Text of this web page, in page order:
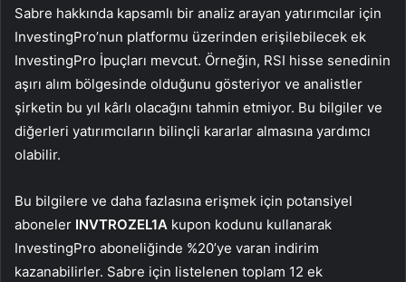
Sabre hakkında kapsamlı bir analiz arayan yatırımcılar için
InvestingPro’nun platformu üzerinden erişilebilecek ek
InvestingPro İpuçları mevcut. Örneğin, RSI hisse senedinin
aşırı alım bölgesinde olduğunu gösteriyor ve analistler
şirketin bu yıl kârlı olacağını tahmin etmiyor. Bu bilgiler ve
diğerleri yatırımcıların bilinçli kararlar almasına yardımcı
olabilir.
Bu bilgilere ve daha fazlasına erişmek için potansiyel
aboneler INVTROZEL1A kupon kodunu kullanarak
InvestingPro aboneliğinde %20’ye varan indirim
kazanabilirler. Sabre için listelenen toplam 12 ek